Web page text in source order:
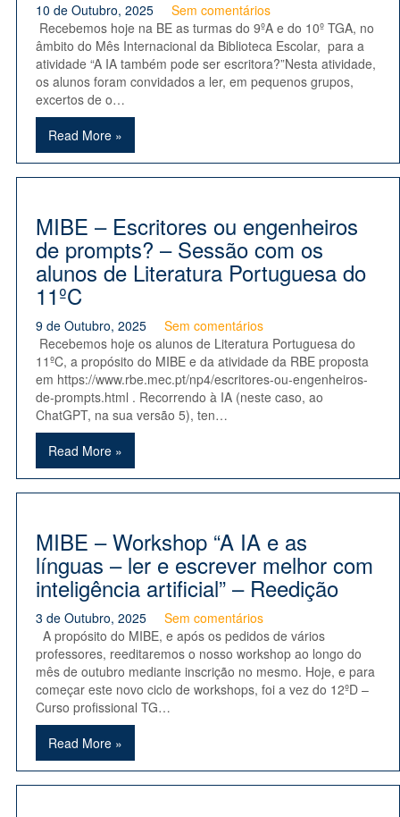
10 de Outubro, 2025
Sem comentários
Recebemos hoje na BE as turmas do 9ºA e do 10º TGA, no
âmbito do Mês Internacional da Biblioteca Escolar, para a
atividade “A IA também pode ser escritora?”Nesta atividade,
os alunos foram convidados a ler, em pequenos grupos,
excertos de o…
Read More »
MIBE – Escritores ou engenheiros
de prompts? – Sessão com os
alunos de Literatura Portuguesa do
11ºC
9 de Outubro, 2025
Sem comentários
Recebemos hoje os alunos de Literatura Portuguesa do
11ºC, a propósito do MIBE e da atividade da RBE proposta
em https://www.rbe.mec.pt/np4/escritores-ou-engenheiros-
de-prompts.html . Recorrendo à IA (neste caso, ao
ChatGPT, na sua versão 5), ten…
Read More »
MIBE – Workshop “A IA e as
línguas – ler e escrever melhor com
inteligência artificial” – Reedição
3 de Outubro, 2025
Sem comentários
A propósito do MIBE, e após os pedidos de vários
professores, reeditaremos o nosso workshop ao longo do
mês de outubro mediante inscrição no mesmo. Hoje, e para
começar este novo ciclo de workshops, foi a vez do 12ºD –
Curso profissional TG…
Read More »